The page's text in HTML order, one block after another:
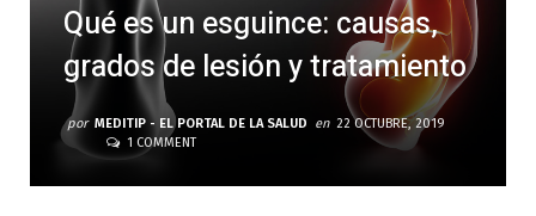
Qué es un esguince: causas,
grados de lesión y tratamiento
por MEDITIP - EL PORTAL DE LA SALUD en 22 OCTUBRE, 2019
1 COMMENT